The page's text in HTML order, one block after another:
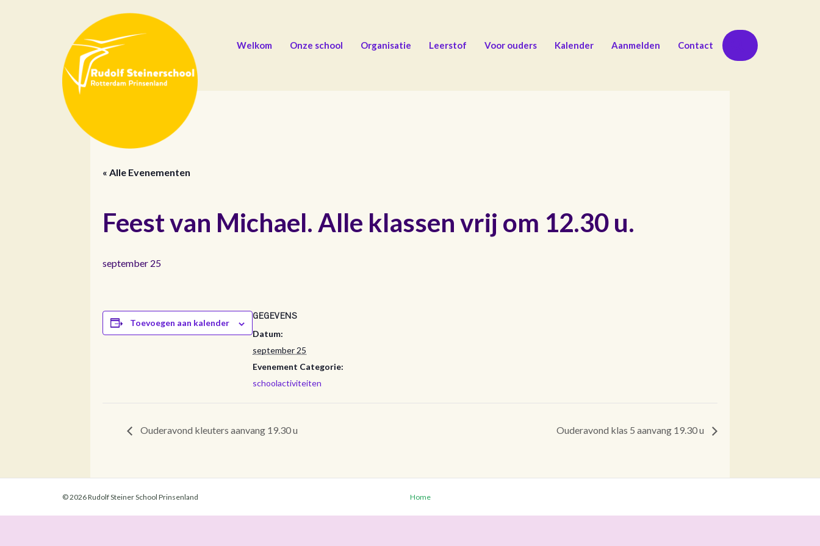
Welkom Onze school Organisatie Leerstof Voor ouders Kalender Aanmelden Contact Zoeken
« Alle Evenementen
Feest van Michael. Alle klassen vrij om 12.30 u.
september 25
Toevoegen aan kalender
GEGEVENS
Datum:
september 25
Evenement Categorie:
schoolactiviteiten
Ouderavond kleuters aanvang 19.30 u Ouderavond klas 5 aanvang 19.30 u
© 2026 Rudolf Steiner School Prinsenland Home